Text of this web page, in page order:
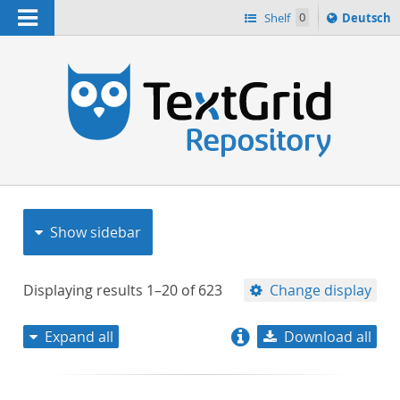
Navigation Shelf 0
Sprache
ï¿½ndern
Deutsch
Show sidebar
Displaying results 1–20 of623 Change display
Expand all Download all